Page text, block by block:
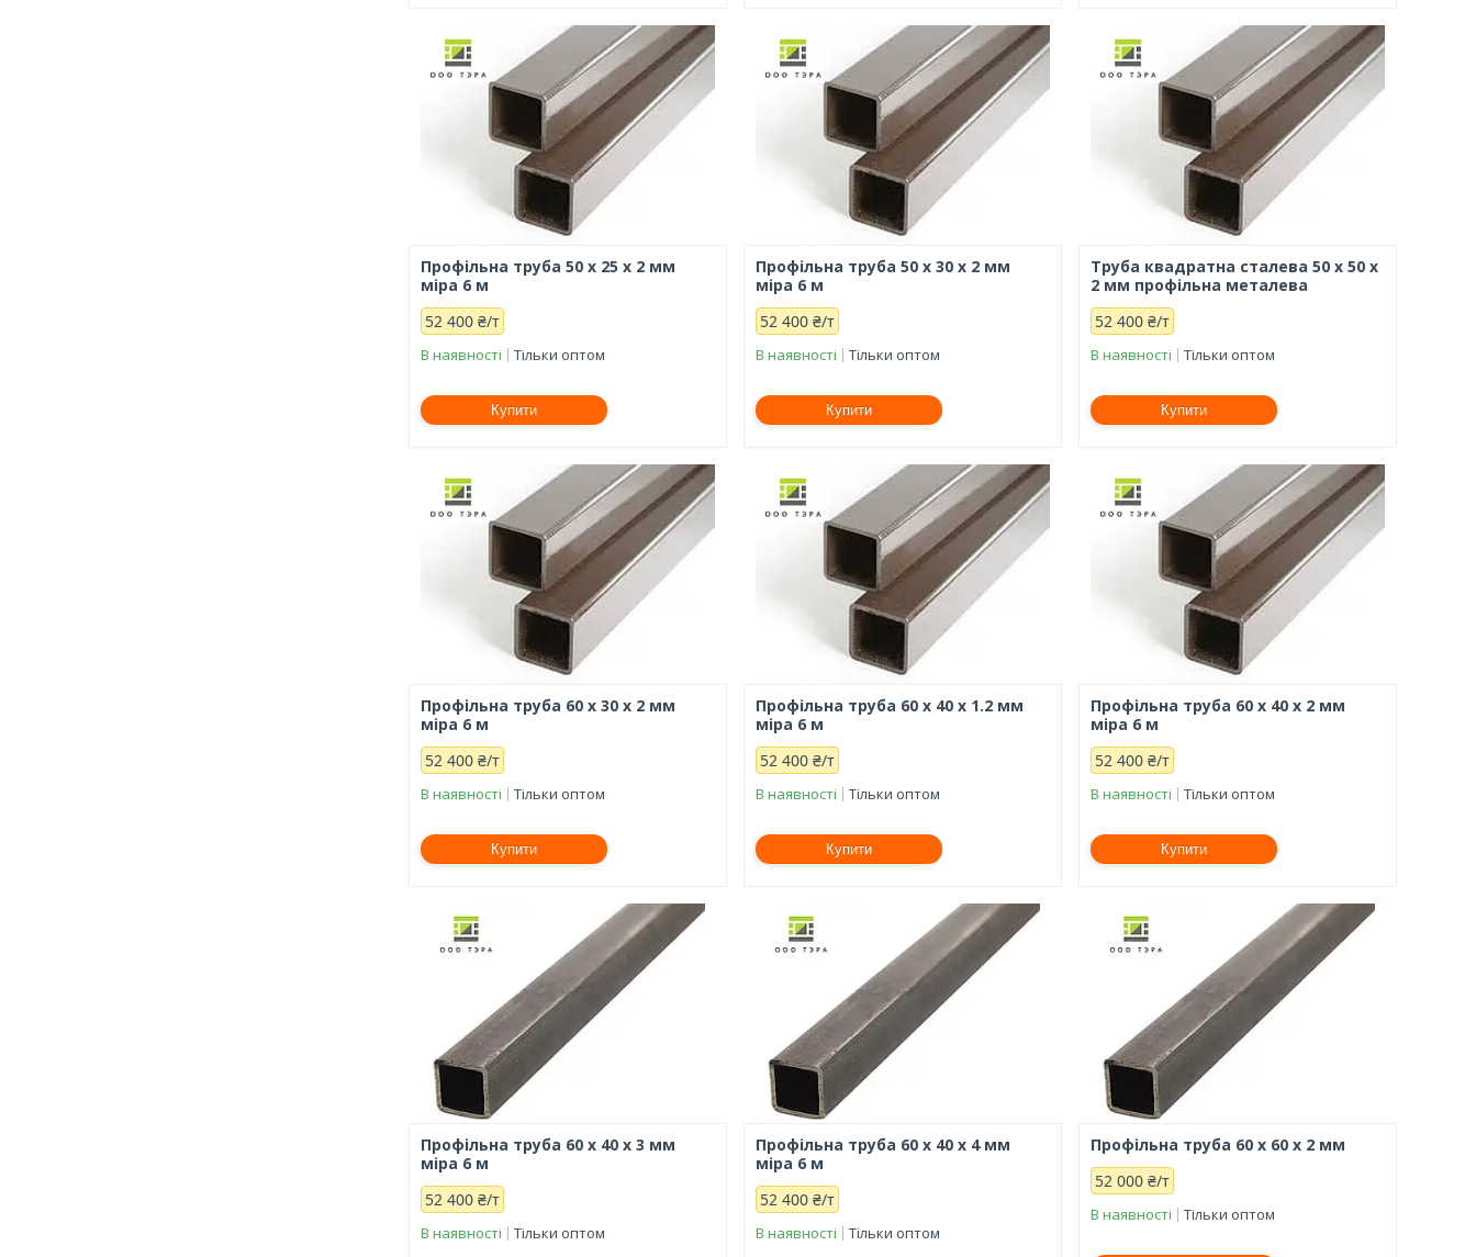
Профільна труба 50 х 25 х 2 мм
міра 6 м
52 400 ₴/т
В наявності Тільки оптом
Купити
Профільна труба 50 х 30 х 2 мм
міра 6 м
52 400 ₴/т
В наявності Тільки оптом
Купити
Труба квадратна сталева 50 х 50 х
2 мм профільна металева
52 400 ₴/т
В наявності Тільки оптом
Купити
Профільна труба 60 х 30 х 2 мм
міра 6 м
52 400 ₴/т
В наявності Тільки оптом
Купити
Профільна труба 60 х 40 х 1.2 мм
міра 6 м
52 400 ₴/т
В наявності Тільки оптом
Купити
Профільна труба 60 х 40 х 2 мм
міра 6 м
52 400 ₴/т
В наявності Тільки оптом
Купити
Профільна труба 60 х 40 х 3 мм
міра 6 м
52 400 ₴/т
В наявності Тільки оптом
Профільна труба 60 х 40 х 4 мм
міра 6 м
52 400 ₴/т
В наявності Тільки оптом
Профільна труба 60 х 60 х 2 мм
52 000 ₴/т
В наявності Тільки оптом